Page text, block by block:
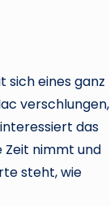
sich eines ganz
verschlungen,
das
Zeit nimmt und
steht, wie